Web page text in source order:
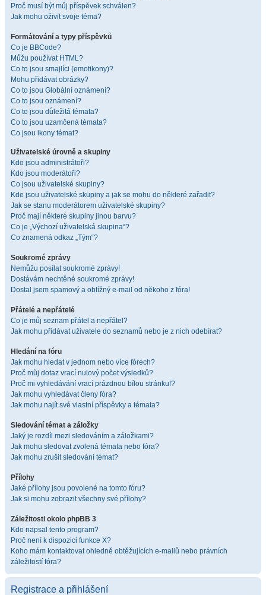
Proč musí být můj příspěvek schválen?
Jak mohu oživit svoje téma?
Formátování a typy příspěvků
Co je BBCode?
Můžu používat HTML?
Co to jsou smajlíci (emotikony)?
Mohu přidávat obrázky?
Co to jsou Globální oznámení?
Co to jsou oznámení?
Co to jsou důležitá témata?
Co to jsou uzamčená témata?
Co jsou ikony témat?
Uživatelské úrovně a skupiny
Kdo jsou administrátoři?
Kdo jsou moderátoři?
Co jsou uživatelské skupiny?
Kde jsou uživatelské skupiny a jak se mohu do některé zařadit?
Jak se stanu moderátorem uživatelské skupiny?
Proč mají některé skupiny jinou barvu?
Co je „Výchozí uživatelská skupina“?
Co znamená odkaz „Tým“?
Soukromé zprávy
Nemůžu posílat soukromé zprávy!
Dostávám nechtěné soukromé zprávy!
Dostal jsem spamový a obtížný e-mail od někoho z fóra!
Přátelé a nepřátelé
Co je můj seznam přátel a nepřátel?
Jak mohu přidávat uživatele do seznamů nebo je z nich odebírat?
Hledání na fóru
Jak mohu hledat v jednom nebo více fórech?
Proč můj dotaz vrací nulový počet výsledků?
Proč mi vyhledávání vrací prázdnou bílou stránku!?
Jak mohu vyhledávat členy fóra?
Jak mohu najít své vlastní příspěvky a témata?
Sledování témat a záložky
Jaký je rozdíl mezi sledováním a záložkami?
Jak mohu sledovat zvolená témata nebo fóra?
Jak mohu zrušit sledování témat?
Přílohy
Jaké přílohy jsou povolené na tomto fóru?
Jak si mohu zobrazit všechny své přílohy?
Záležitosti okolo phpBB 3
Kdo napsal tento program?
Proč není k dispozici funkce X?
Koho mám kontaktovat ohledně obtěžujících e-mailů nebo právních
záležitostí fóra?
Registrace a přihlášení